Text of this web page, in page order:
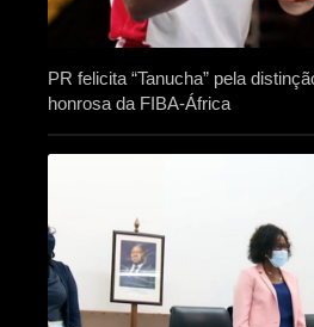
PR felicita “Tanucha” pela
honrosa da FIBA-África